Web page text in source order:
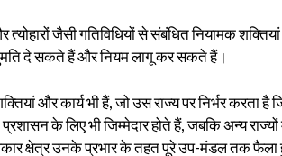
जैसी गतिविधियों से संबंधित नियामक
दे सकते हैं और नियम लागू कर सकते हैं।
और कार्य भी हैं, जो उस राज्य पर निर्भर करता है
के लिए भी जिम्मेदार होते हैं, जबकि अन्य
क्षेत्र उनके प्रभार के तहत पूरे उप-मंडल तक